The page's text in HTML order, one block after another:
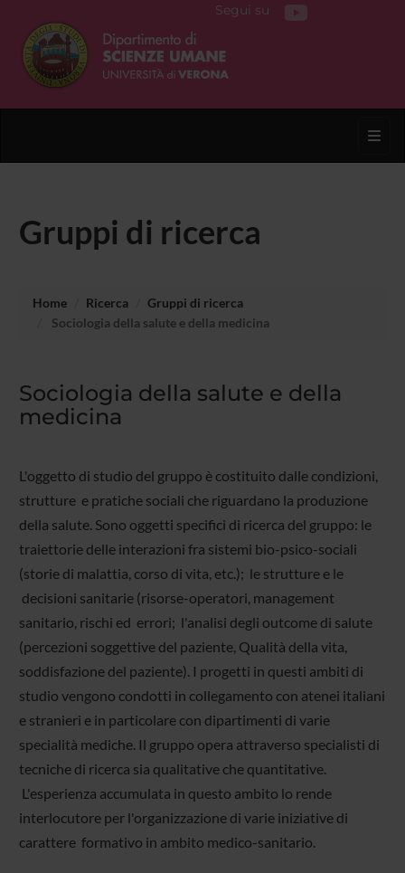
Segui su
Gruppi di ricerca
Home Ricerca
Gruppi di ricerca
Sociologia della salute e della medicina
Sociologia della salute e della
medicina
L'oggetto di studio del gruppo è costituito dalle condizioni,
strutture e pratiche sociali che riguardano la produzione
della salute. Sono oggetti specifici di ricerca del gruppo: le
traiettorie delle interazioni fra sistemi bio-psico-sociali
(storie di malattia, corso di vita, etc.); le strutture e le
decisioni sanitarie (risorse-operatori, management
sanitario, rischi ed errori; l'analisi degli outcome di salute
(percezioni soggettive del paziente, Qualità della vita,
soddisfazione del paziente). I progetti in questi ambiti di
studio vengono condotti in collegamento con atenei italiani
e stranieri e in particolare con dipartimenti di varie
specialità mediche. Il gruppo opera attraverso specialisti di
tecniche di ricerca sia qualitative che quantitative.
L'esperienza accumulata in questo ambito lo rende
interlocutore per l'organizzazione di varie iniziative di
carattere formativo in ambito medico-sanitario.